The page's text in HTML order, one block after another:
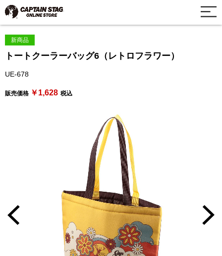
新商品
トートクーラーバッグ6（レトロフラワー）
UE-678
販売価格 ￥1,628 税込